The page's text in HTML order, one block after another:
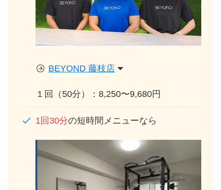
BEYOND 藤枝店
１回（50分）：8,250〜9,680円
1回30分の短時間メニューなら